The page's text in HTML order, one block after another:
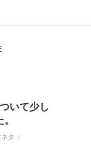
いて少し
ネタ